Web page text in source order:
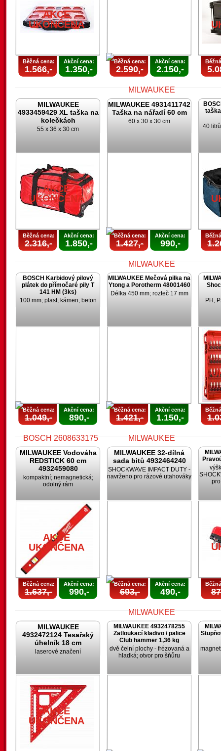
AKCE
UKONČENA
Běžná cena:
1.566,-
Akční cena:
1.350,-
Běžná cena:
2.590,-
Akční cena:
2.150,-
MILWAUKEE
4933459429 XL taška na
kolečkách
55 x 36 x 30 cm
AKCE
UKONČENA
Běžná cena:
2.316,-
Akční cena:
1.850,-
MILWAUKEE 4931411742
Taška na nářadí 60 cm
60 x 30 x 30 cm
Běžná cena:
1.427,-
Akční cena:
990,-
40
BOSCH Karbidový pilový
plátek do přímočaré pily T
141 HM (3ks)
100 mm; plast, kámen, beton
UKONČENA
Běžná cena:
1.049,-
Akční cena:
890,-
MILWAUKEE Mečová pilka na
Ytong a Porotherm 48001460
Délka 450 mm; rozteč 17 mm
Běžná cena:
1.421,-
Akční cena:
1.150,-
PH,
MILWAUKEE Vodováha
REDSTICK 60 cm
4932459080
kompaktní; nemagnetická;
odolný rám
AKCE
UKONČENA
Běžná cena:
1.637,-
Akční cena:
990,-
MILWAUKEE 32-dílná
sada bitů 4932464240
SHOCKWAVE IMPACT DUTY -
navrženo pro rázové utahováky
Běžná cena:
693,-
Akční cena:
490,-
MILWAUKEE
4932472124 Tesařský
úhelník 18 cm
laserové značení
AKCE
UKONČENA
MILWAUKEE 4932478255
Zatloukací kladivo / palice
Club hammer 1,36 kg
dvě čelní plochy - frézovaná a
hladká; otvor pro šňůru